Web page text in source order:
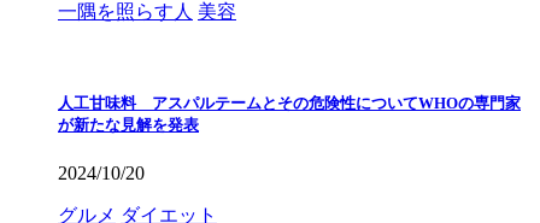
一隅を照らす人 美容
人工甘味料 アスパルテームとその危険性についてWHOの専門家
が新たな見解を発表
2024/10/20
グルメ ダイエット